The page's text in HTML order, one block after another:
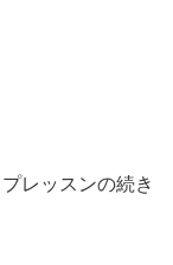
レッスンの続き